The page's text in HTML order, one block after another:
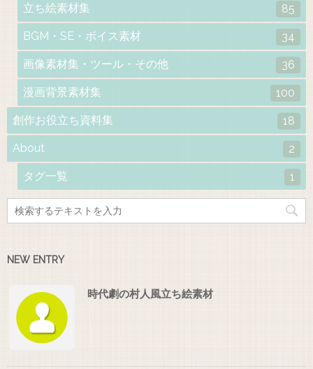
立ち絵素材集 85
BGM・SE・ボイス素材 34
画像素材集・ツール・その他 36
漫画背景素材集 100
創作お役立ち資料集 18
About 2
タグ一覧 1
NEW ENTRY
時代劇の村人風立ち絵素材